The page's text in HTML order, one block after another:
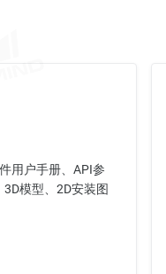
用户手册、API参
模型、2D安装图